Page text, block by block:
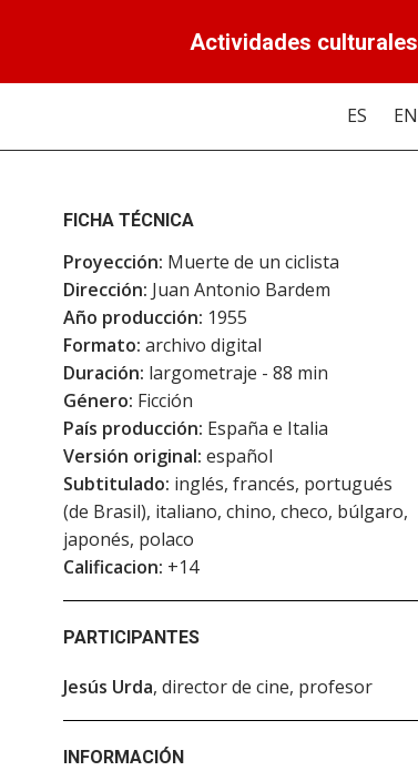
Actividades culturales
ES EN
FICHA TÉCNICA
Proyección: Muerte de un ciclista
Dirección: Juan Antonio Bardem
Año producción: 1955
Formato: archivo digital
Duración: largometraje - 88 min
Género: Ficción
País producción: España e Italia
Versión original: español
Subtitulado: inglés, francés, portugués
(de Brasil), italiano, chino, checo, búlgaro,
japonés, polaco
Calificacion: +14
PARTICIPANTES
Jesús Urda, director de cine, profesor
INFORMACIÓN